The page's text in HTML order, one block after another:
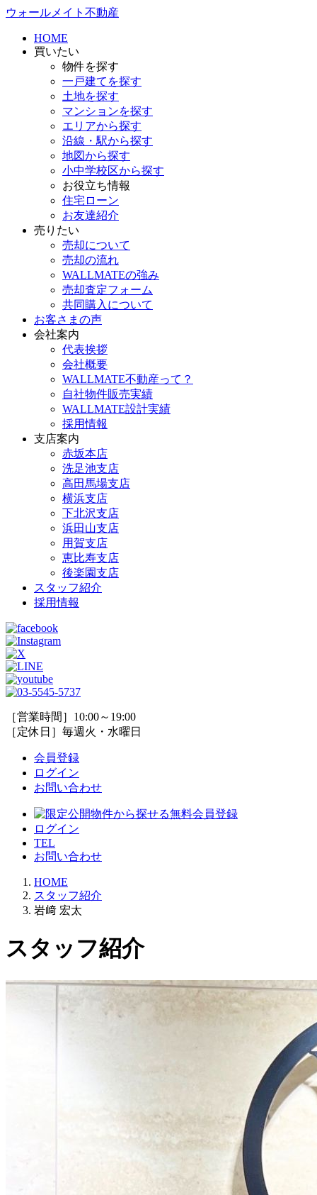
ウォールメイト不動産
HOME
買いたい
物件を探す
一戸建てを探す
土地を探す
マンションを探す
エリアから探す
沿線・駅から探す
地図から探す
小中学校区から探す
お役立ち情報
住宅ローン
お友達紹介
売りたい
売却について
売却の流れ
WALLMATEの強み
売却査定フォーム
共同購入について
お客さまの声
会社案内
代表挨拶
会社概要
WALLMATE不動産って？
自社物件販売実績
WALLMATE設計実績
採用情報
支店案内
赤坂本店
洗足池支店
高田馬場支店
横浜支店
下北沢支店
浜田山支店
用賀支店
恵比寿支店
後楽園支店
スタッフ紹介
採用情報
［営業時間］10:00～19:00
［定休日］毎週火・水曜日
会員登録
ログイン
お問い合わせ
ログイン
TEL
お問い合わせ
HOME
スタッフ紹介
岩﨑 宏太
スタッフ紹介